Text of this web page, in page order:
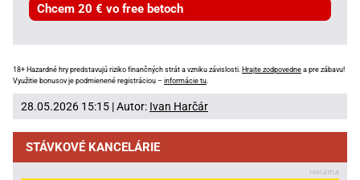
Chcem 20 € vo free betoch
18+ Hazardné hry predstavujú riziko finančných strát a vzniku závislosti. Hrajte zodpovedne a pre zábavu!
Využitie bonusov je podmienené registráciou – informácie tu.
28.05.2026 15:15 | Autor: Ivan Harčár
STÁVKOVÉ KANCELÁRIE